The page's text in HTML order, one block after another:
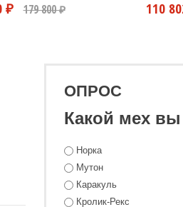
ОПРОС
Какой мех вы
Норка
Мутон
Каракуль
Кролик-Рекс